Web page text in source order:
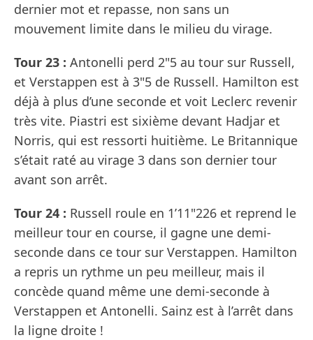
dernier mot et repasse, non sans un
mouvement limite dans le milieu du virage.
Tour 23 : Antonelli perd 2"5 au tour sur Russell,
et Verstappen est à 3"5 de Russell. Hamilton est
déjà à plus d’une seconde et voit Leclerc revenir
très vite. Piastri est sixième devant Hadjar et
Norris, qui est ressorti huitième. Le Britannique
s’était raté au virage 3 dans son dernier tour
avant son arrêt.
Tour 24 : Russell roule en 1’11"226 et reprend le
meilleur tour en course, il gagne une demi-
seconde dans ce tour sur Verstappen. Hamilton
a repris un rythme un peu meilleur, mais il
concède quand même une demi-seconde à
Verstappen et Antonelli. Sainz est à l’arrêt dans
la ligne droite !